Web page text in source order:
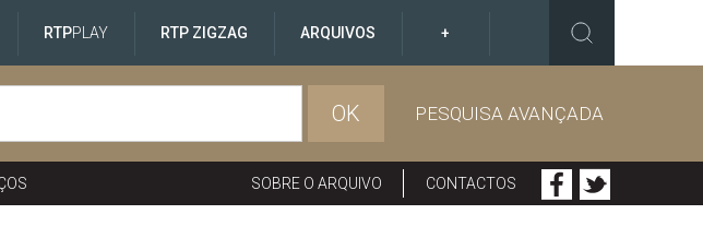
RTPPLAY RTP ZIGZAG ARQUIVOS +
OK PESQUISA AVANÇADA
SOBRE O ARQUIVO CONTACTOS